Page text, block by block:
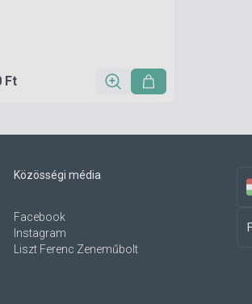
Ft
Közösségi média
Facebook
Instagram
Liszt Ferenc Zeneműbolt